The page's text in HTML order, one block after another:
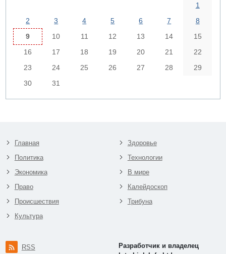
1
2
3 4 5 6 7
8
9
10 11 12 13 14
15
16
17 18 19 20 21
22
23
24 25 26 27 28
29
30
31
Главная
Политика
Экономика
Право
Происшествия
Культура
Здоровье
Технологии
В мире
Калейдоскоп
Трибуна
RSS
Разработчик и владелец